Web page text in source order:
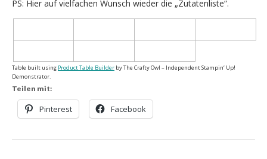
PS: Hier auf vielfachen Wunsch wieder die „Zutatenliste“.
Table built using Product Table Builder by The Crafty Owl – Independent Stampin‘ Up!
Demonstrator.
Teilen mit:
Pinterest Facebook